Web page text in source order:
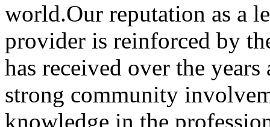
world.Our reputation as a
provider is reinforced by
has received over the
strong community
knowledge in the